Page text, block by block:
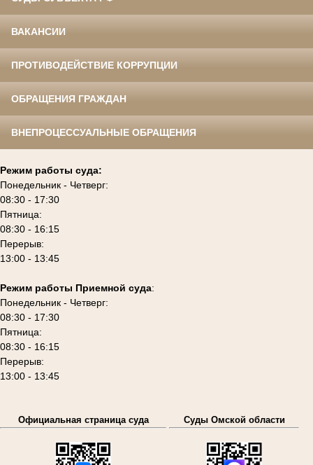
ВАКАНСИИ
ПРОТИВОДЕЙСТВИЕ КОРРУПЦИИ
ОБРАЩЕНИЯ ГРАЖДАН
ВНЕПРОЦЕССУАЛЬНЫЕ ОБРАЩЕНИЯ
Режим работы суда:
Понедельник - Четверг:
08:30 - 17:30
Пятница:
08:30 - 16:15
Перерыв:
13:00 - 13:45
Режим работы Приемной суда:
Понедельник - Четверг:
08:30 - 17:30
Пятница:
08:30 - 16:15
Перерыв:
13:00 - 13:45
Официальная страница суда Суды Омской области